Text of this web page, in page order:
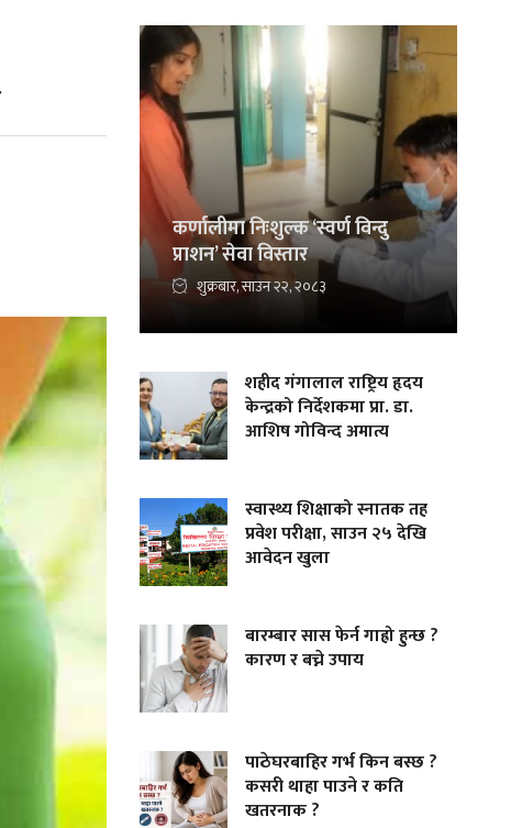
कर्णालीमा निःशुल्क ‘स्वर्ण विन्दु
प्राशन’ सेवा विस्तार
शुक्रबार, साउन २२, २०८३
शहीद गंगालाल राष्ट्रिय हृदय
केन्द्रको निर्देशकमा प्रा. डा.
आशिष गोविन्द अमात्य
स्वास्थ्य शिक्षाको स्नातक तह
प्रवेश परीक्षा, साउन २५ देखि
आवेदन खुला
बारम्बार सास फेर्न गाह्रो हुन्छ ?
कारण र बच्ने उपाय
पाठेघरबाहिर गर्भ किन बस्छ ?
कसरी थाहा पाउने र कति
खतरनाक ?